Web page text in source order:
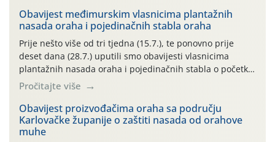
Obavijest međimurskim vlasnicima plantažnih
nasada oraha i pojedinačnih stabla oraha
Prije nešto više od tri tjedna (15.7.), te ponovno prije
deset dana (28.7.) uputili smo obavijesti vlasnicima
plantažnih nasada oraha i pojedinačnih stabla o početku
leta i ovogodišnjoj potrebi usmjerenog suzbijanja
orahove muhe (Rhagoletis completa)! Već dvanaest dana
traje drugi ovogodišnji “toplinski udar”, koji naročito
izražen zadnja šest dana (31.7.-05.8.), jer najviše
temperature zraka svakodnevno […]
Pročitajte više
Obavijest proizvođačima oraha sa području
Karlovačke županije o zaštiti nasada od orahove
muhe